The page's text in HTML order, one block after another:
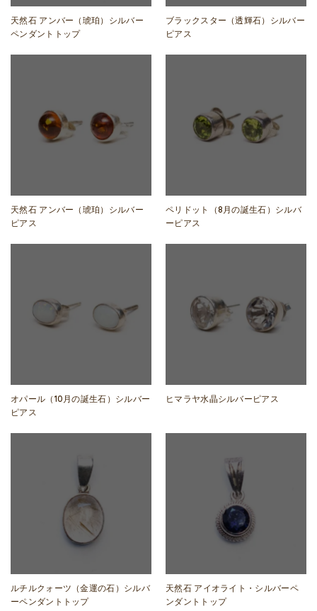
天然石 アンバー（琥珀）シルバー
ペンダントトップ
ブラックスター（透輝石）シルバー
ピアス
天然石 アンバー（琥珀）シルバー
ピアス
ペリドット（8月の誕生石）シルバ
ーピアス
オパール（10月の誕生石）シルバー
ピアス
ヒマラヤ水晶シルバーピアス
ルチルクォーツ（金運の石）シルバ
ーペンダントトップ
天然石 アイオライト・シルバーペ
ンダントトップ